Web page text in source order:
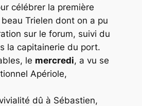
célébrer la première
Trielen dont on a pu
sur le forum, suivi du
la capitainerie du port.
le mercredi, a vu se
Apériole,
dû à Sébastien,